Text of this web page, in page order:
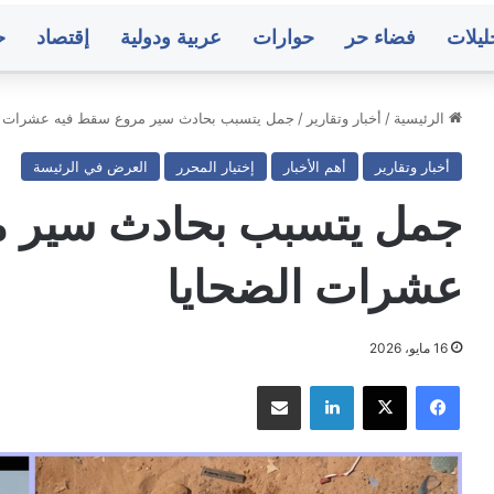
فضاء حر حوارات عربية ودولية إقتصاد
الرئيسية / أخبار وتقارير / جمل يتسبب بحادث سير مروع سقط فيه عشرات
أخبار وتقارير أهم الأخبار إختيار المحرر العرض في الرئيسة
جمل يتسبب بحادث
عشرات الضحايا
16 مايو، 2026
فيسبوك ‫X لينكدإن مشاركة عبر البريد
سريع يعلن استهداف معسكرات في
عشرات
في
هجمات
متوسط
أسعار